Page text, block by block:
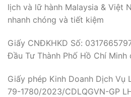
lịch và lữ hành Malaysia & Việt
nhanh chóng và tiết kiệm
Giấy CNĐKHKD Số:
Đầu Tư Thành Phố Hồ Chí
Giấy phép Kinh Doanh Dịch Vụ
79-1780/2023/CDLQGVN-GP